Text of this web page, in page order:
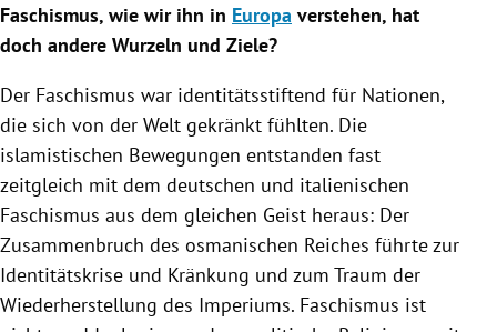
Faschismus, wie wir ihn in Europa verstehen, hat
doch andere Wurzeln und Ziele?
Der Faschismus war identitätsstiftend für Nationen,
die sich von der Welt gekränkt fühlten. Die
islamistischen Bewegungen entstanden fast
zeitgleich mit dem deutschen und italienischen
Faschismus aus dem gleichen Geist heraus: Der
Zusammenbruch des osmanischen Reiches führte zur
Identitätskrise und Kränkung und zum Traum der
Wiederherstellung des Imperiums. Faschismus ist